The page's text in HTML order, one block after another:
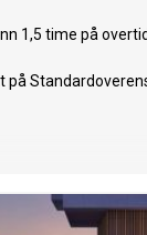
1,5 time på